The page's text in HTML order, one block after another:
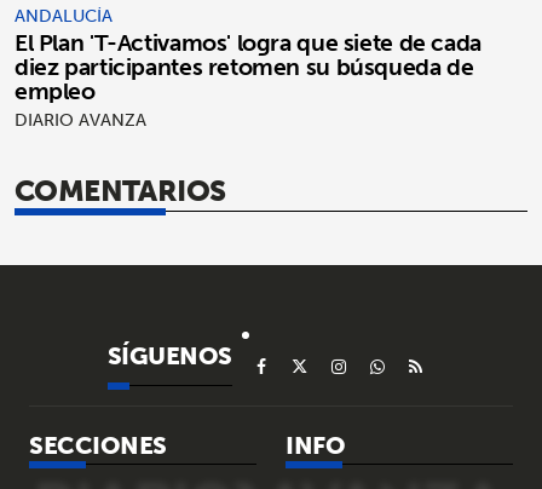
ANDALUCÍA
El Plan 'T-Activamos' logra que siete de cada
diez participantes retomen su búsqueda de
empleo
DIARIO AVANZA
COMENTARIOS
SÍGUENOS
SECCIONES INFO